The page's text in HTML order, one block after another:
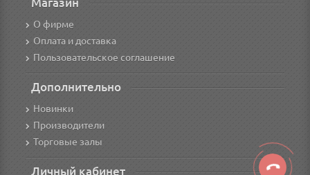
О фирме
Оплата и доставка
Пользовательское соглашение
Дополнительно
Новинки
Производители
Торговые залы
Личный кабинет